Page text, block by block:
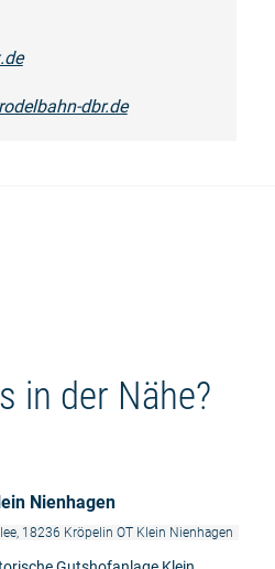
dbr.de
in der Nähe?
Nienhagen
18236 Kröpelin OT Klein Nienhagen